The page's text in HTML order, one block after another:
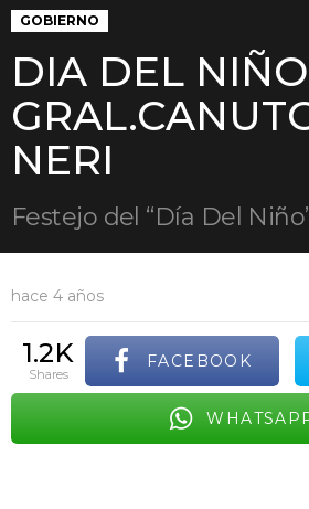
GOBIERNO
DIA DEL NIÑO
NERI
Festejo del “Día Del
hace 4 años
1.2K
shares
FACEBOOK